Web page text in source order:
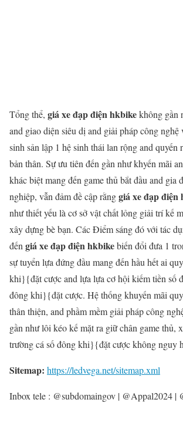
Tổng thể, giá xe đạp điện hkbikekhông gần
and giao diện siêu dị and giải pháp công nghệ
sinh sản lập 1 hệ sinh thái lan rộng and quyến
bản thân. Sự ưu tiên đến gần như khyến mãi
khác biệt mang đến game thủ bắt đầu and gia
nghiệp, vẫn đảm đề cập rằnggiá xe đạp điện
như thiết yếu là cơ sở vật chất lỏng giải trí kế
xây dựng bè bạn. Các Điểm sáng đó với tác
đếngiá xe đạp điện hkbikebiến đổi đưa 1
sự tuyển lựa đứng đầu mang đến hầu hết ai
khi}{đặt cược and lựa lựa cơ hội kiếm tiền số
đông khi}{đặt cược. Hệ thống khuyến mãi
thân thiện, and phầm mềm giải pháp công
gần như lôi kéo kế mặt ra giữ chân game thủ,
trường cá số đông khi}{đặt cược không nguy
Sitemap: https://ledvega.net/sitemap.xml
Inbox tele : @subdomaingov | @Appal2024 |